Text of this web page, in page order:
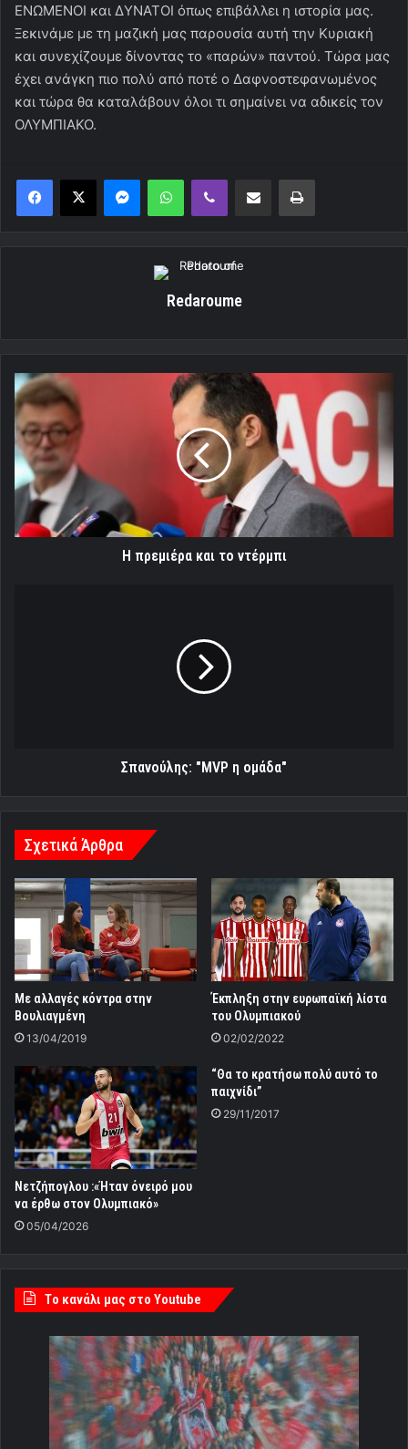
ΕΝΩΜΕΝΟΙ και ΔΥΝΑΤΟΙ όπως επιβάλλει η ιστορία μας.
Ξεκινάμε με τη μαζική μας παρουσία αυτή την Κυριακή
και συνεχίζουμε δίνοντας το «παρών» παντού. Τώρα μας
έχει ανάγκη πιο πολύ από ποτέ ο Δαφνοστεφανωμένος
και τώρα θα καταλάβουν όλοι τι σημαίνει να αδικείς τον
ΟΛΥΜΠΙΑΚΟ.
MessengerWhatsAppViber Κοινοποίηση μέσω ηλεκτρονικού ταχυδρομείουΕκτύπωση
Redaroume
H
πρεμιέρα
και
το
ντέρμπι
H πρεμιέρα και το ντέρμπι
Σπανούλης: "MVP η ομάδα"
Σχετικά Άρθρα
Με αλλαγές κόντρα στην
Βουλιαγμένη
13/04/2019
Έκπληξη στην ευρωπαϊκή λίστα
του Ολυμπιακού
02/02/2022
Νετζήπογλου :«Ήταν όνειρό μου
να έρθω στον Ολυμπιακό»
05/04/2026
“Θα το κρατήσω πολύ αυτό το
παιχνίδι”
29/11/2017
Tο κανάλι μας στο Youtube